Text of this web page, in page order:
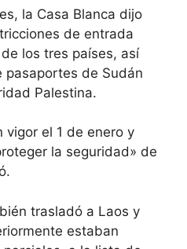
la Casa Blanca dijo
de entrada
los tres países, así
pasaportes de Sudán
Palestina.
vigor el 1 de enero y
la seguridad» de
trasladó a Laos y
estaban